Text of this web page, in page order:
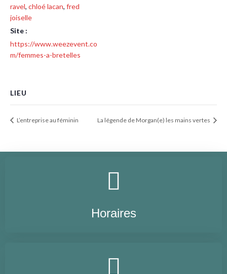
ravel, chloé lacan, fred
joiselle
Site :
https://www.weezevent.co
m/femmes-a-bretelles
LIEU
L’entreprise au féminin La légende de Morgan(e) les mains vertes
Horaires